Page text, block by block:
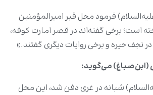
فرمود محل قبر امیرالمؤمنین
است؛ برخی گفته‌اند در قصر امارت کوفه،
نجف حیره و برخی روایات دیگری گفتند.»
(ابن‌صباغ) می‌گوید:
شبانه در غری دفن شد، این محل